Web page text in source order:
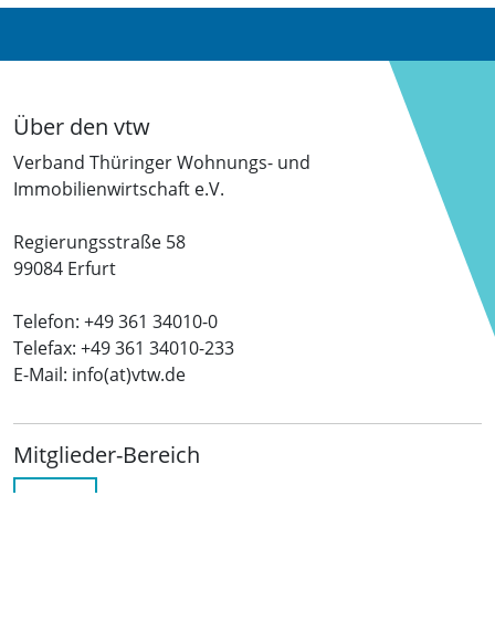
Über den vtw
Verband Thüringer Wohnungs- und
Immobilienwirtschaft e.V.
Regierungsstraße 58
99084 Erfurt
Telefon: +49 361 34010-0
Telefax: +49 361 34010-233
E-Mail: info(at)vtw.de
Mitglieder-Bereich